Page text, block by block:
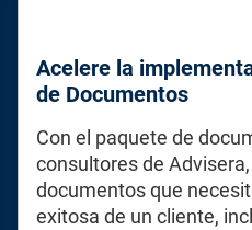
Acelere la
de Documentos
Con el paquete de
consultores de
documentos que
exitosa de un cliente,